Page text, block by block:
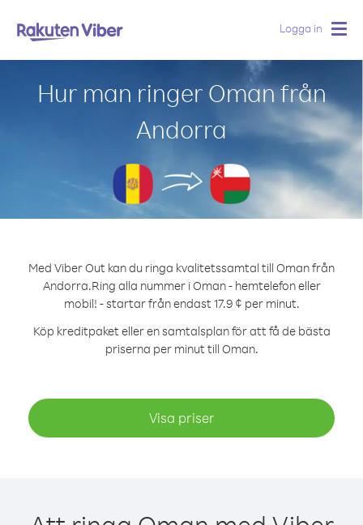
Logga in
Hur man ringer Oman från
Andorra
Med Viber Out kan du ringa kvalitetssamtal till Oman från
Andorra.Ring alla nummer i Oman - hemtelefon eller
mobil! - startar från endast 17.9 ¢ per minut.
Köp kreditpaket eller en samtalsplan för att få de bästa
priserna per minut till Oman.
Visa priser